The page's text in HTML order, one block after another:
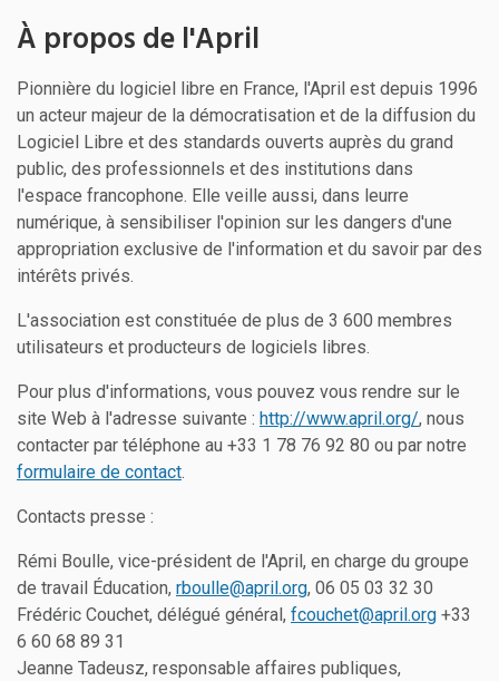
À propos de l'April
Pionnière du logiciel libre en France, l'April est depuis 1996
un acteur majeur de la démocratisation et de la diffusion du
Logiciel Libre et des standards ouverts auprès du grand
public, des professionnels et des institutions dans
l'espace francophone. Elle veille aussi, dans leurre
numérique, à sensibiliser l'opinion sur les dangers d'une
appropriation exclusive de l'information et du savoir par des
intérêts privés.
L'association est constituée de plus de 3 600 membres
utilisateurs et producteurs de logiciels libres.
Pour plus d'informations, vous pouvez vous rendre sur le
site Web à l'adresse suivante : http://www.april.org/, nous
contacter par téléphone au +33 1 78 76 92 80 ou par notre
formulaire de contact.
Contacts presse :
Rémi Boulle, vice-président de l'April, en charge du groupe
de travail Éducation, rboulle@april.org, 06 05 03 32 30
Frédéric Couchet, délégué général, fcouchet@april.org +33
6 60 68 89 31
Jeanne Tadeusz, responsable affaires publiques,